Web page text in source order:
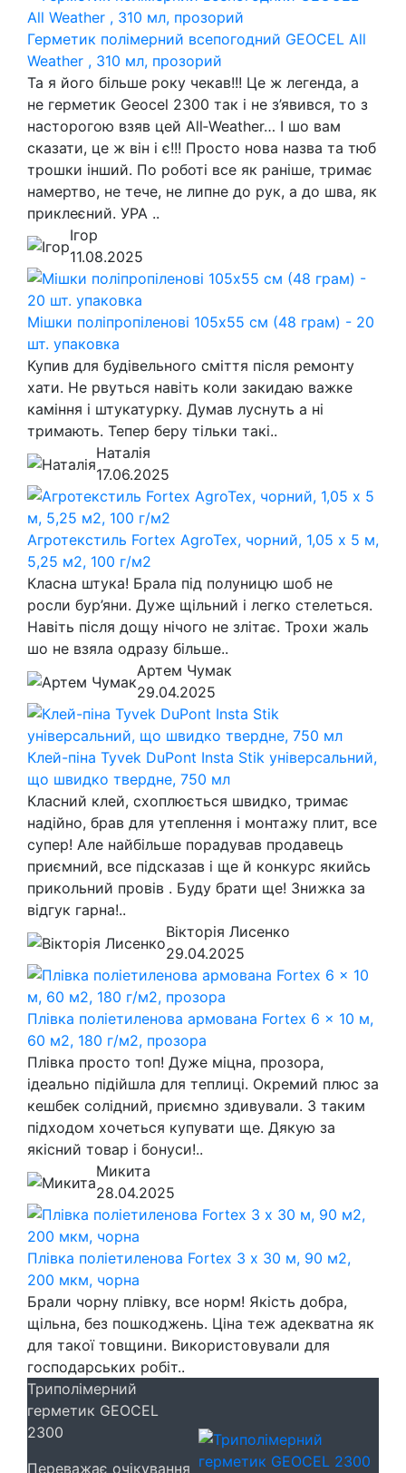
Герметик полімерний всепогодний GEOCEL All
Weather , 310 мл, прозорий
Та я його більше року чекав!!! Це ж легенда, а
не герметик Geocel 2300 так і не з’явився, то з
насторогою взяв цей All‑Weather… І шо вам
сказати, це ж він і є!!! Просто нова назва та тюб
трошки інший. По роботі все як раніше, тримає
намертво, не тече, не липне до рук, а до шва, як
приклеєний. УРА ..
Ігор
11.08.2025
Мішки поліпропіленові 105х55 см (48 грам) - 20
шт. упаковка
Купив для будівельного сміття після ремонту
хати. Не рвуться навіть коли закидаю важке
каміння і штукатурку. Думав луснуть а ні
тримають. Тепер беру тільки такі..
Наталія
17.06.2025
Агротекстиль Fortex AgroTex, чорний, 1,05 х 5 м,
5,25 м2, 100 г/м2
Класна штука! Брала під полуницю шоб не
росли бур’яни. Дуже щільний і легко стелеться.
Навіть після дощу нічого не злітає. Трохи жаль
шо не взяла одразу більше..
Артем Чумак
29.04.2025
Клей-піна Tyvek DuPont Insta Stik універсальний,
що швидко твердне, 750 мл
Класний клей, схоплюється швидко, тримає
надійно, брав для утеплення і монтажу плит, все
супер! Але найбільше порадував продавець
приємний, все підсказав і ще й конкурс якийсь
прикольний провів . Буду брати ще! Знижка за
відгук гарна!..
Вікторія Лисенко
29.04.2025
Плівка поліетиленова армована Fortex 6 x 10 м,
60 м2, 180 г/м2, прозора
Плівка просто топ! Дуже міцна, прозора,
ідеально підійшла для теплиці. Окремий плюс за
кешбек солідний, приємно здивували. З таким
підходом хочеться купувати ще. Дякую за
якісний товар і бонуси!..
Микита
28.04.2025
Плівка поліетиленова Fortex 3 х 30 м, 90 м2,
200 мкм, чорна
Брали чорну плівку, все норм! Якість добра,
щільна, без пошкоджень. Ціна теж адекватна як
для такої товщини. Використовували для
господарських робіт..
Триполімерний
герметик GEOCEL
2300
Переважає очікування